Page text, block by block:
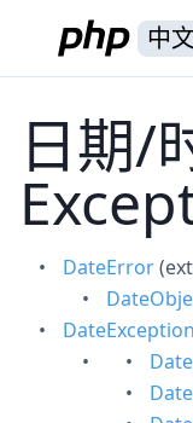
中
日期/
DateError
DateException